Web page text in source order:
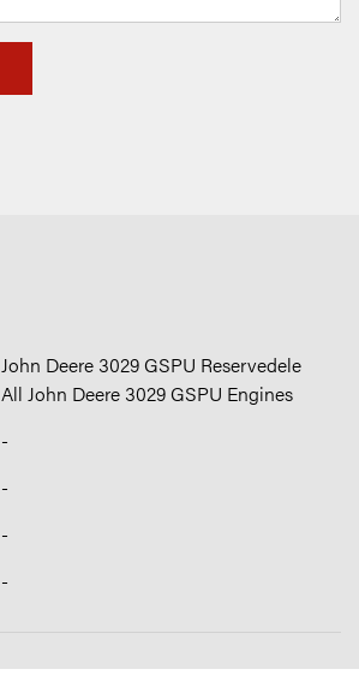
John Deere 3029 GSPU Reservedele
All John Deere 3029 GSPU Engines
-
-
-
-